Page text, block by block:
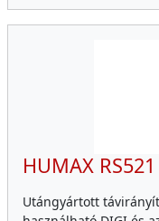
HUMAX RS521
Utángyártott